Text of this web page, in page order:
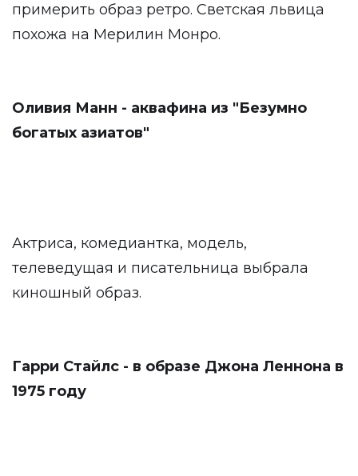
примерить образ ретро. Светская львица
похожа на Мерилин Монро.
Оливия Манн - аквафина из "Безумно
богатых азиатов"
Актриса, комедиантка, модель,
телеведущая и писательница выбрала
киношный образ.
Гарри Стайлс - в образе Джона Леннона в
1975 году